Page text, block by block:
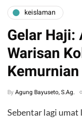
keislaman
Gelar Haji:
Warisan
By Agung Bayuseto, S.Ag.
Sebentar lagi umat